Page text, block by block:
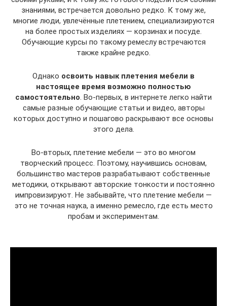
знаниями, встречается довольно редко. К тому же,
многие люди, увлечённые плетением, специализируются
на более простых изделиях — корзинах и посуде.
Обучающие курсы по такому ремеслу встречаются
также крайне редко.
Однако освоить навык плетения мебели в
настоящее время возможно полностью
самостоятельно. Во-первых, в интернете легко найти
самые разные обучающие статьи и видео, авторы
которых доступно и пошагово раскрывают все основы
этого дела.
Во-вторых, плетение мебели — это во многом
творческий процесс. Поэтому, научившись основам,
большинство мастеров разрабатывают собственные
методики, открывают авторские тонкости и постоянно
импровизируют. Не забывайте, что плетение мебели —
это не точная наука, а именно ремесло, где есть место
пробам и экспериментам.